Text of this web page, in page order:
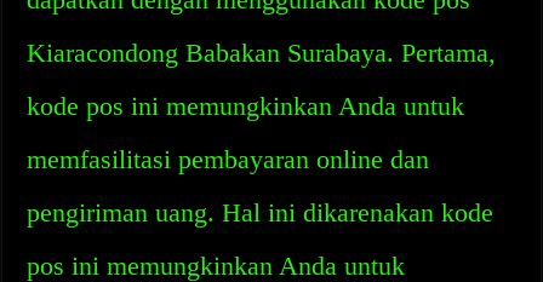
Kiaracondong Babakan Surabaya. Pertama,
kode pos ini memungkinkan Anda untuk
memfasilitasi pembayaran online dan
pengiriman uang. Hal ini dikarenakan kode
pos ini memungkinkan Anda untuk